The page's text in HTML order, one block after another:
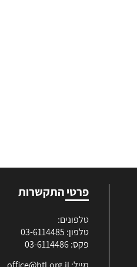
פרטי התקשרות
טלפונים:
טלפון: 03-6114485
פקס: 03-6114486